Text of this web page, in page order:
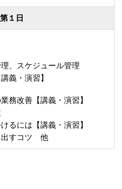
第１日
、スケジュール管理
義・演習】
務改善【講義・演習】
るには【講義・演習】
出すコツ 他